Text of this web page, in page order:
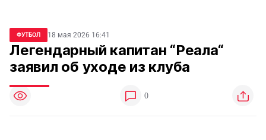
ФУТБОЛ 18 мая 2026 16:41
Легендарный капитан “Реала“
заявил об уходе из клуба
0